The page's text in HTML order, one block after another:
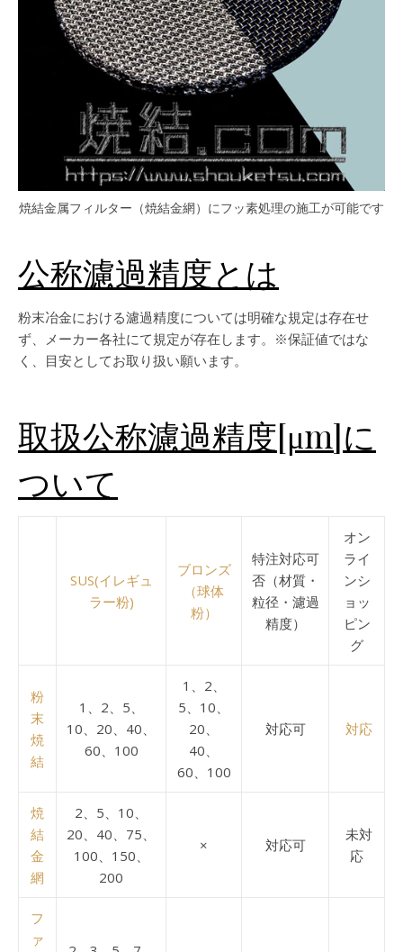
焼結金属フィルター（焼結金網）にフッ素処理の施工が可能です
公称濾過精度とは
粉末冶金における濾過精度については明確な規定は存在せ
ず、メーカー各社にて規定が存在します。※保証値ではな
く、目安としてお取り扱い願います。
取扱公称濾過精度[μm]に
ついて
SUS(イレギュ
ラー粉)
ブロンズ
（球体
粉）
特注対応可
否（材質・
粒径・濾過
精度）
オン
ライ
ンシ
ョッ
ピン
グ
粉
末
焼
結
1、2、5、
10、20、40、
60、100
1、2、
5、10、
20、
40、
60、100
対応可 対応
焼
結
金
網
2、5、10、
20、40、75、
100、150、
200
× 対応可
未対
応
フ
ァ